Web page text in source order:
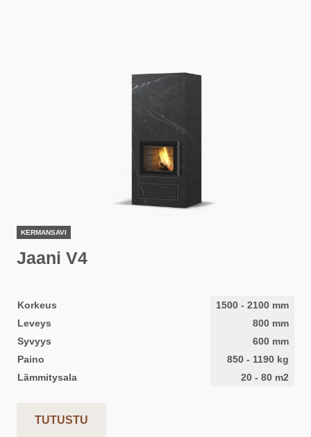
KERMANSAVI
Jaani V4
Korkeus 1500 - 2100 mm
Leveys
800 mm
Syvyys
600 mm
Paino
850 - 1190 kg
Lämmitysala
20 - 80 m2
TUTUSTU